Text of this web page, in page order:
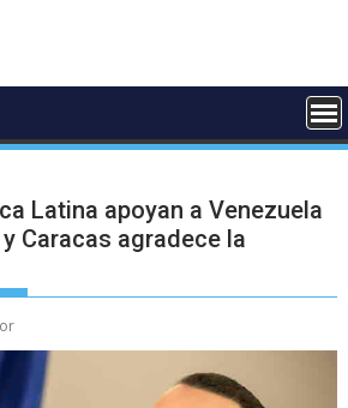
Latina apoyan a Venezuela
Caracas agradece la